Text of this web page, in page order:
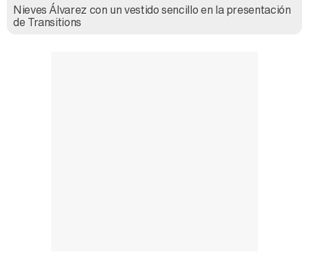
Nieves Álvarez con un vestido sencillo en la presentación
de Transitions